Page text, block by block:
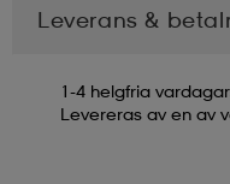
Leverans &
1-4 helgfria
Levereras av en av